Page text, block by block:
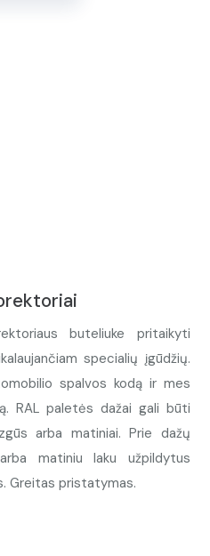
buteliuke pritaikyti
specialių įgūdžių.
spalvos kodą ir mes
RAL paletės dažai gali būti
arba matiniai. Prie dažų
matiniu laku užpildytus
Greitas pristatymas.